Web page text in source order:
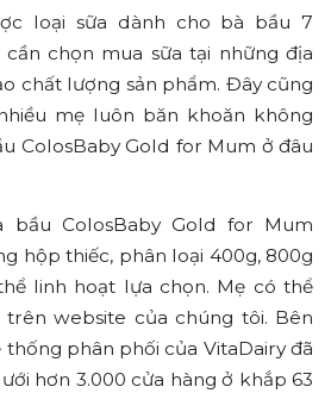
loại sữa dành cho bà bầu 7
chọn mua sữa tại những địa
chất lượng sản phẩm. Đây cũng
mẹ luôn băn khoăn không
ColosBaby Gold for Mum ở đâu
bầu ColosBaby Gold for Mum
hộp thiếc, phân loại 400g, 800g
linh hoạt lựa chọn. Mẹ có thể
website của chúng tôi. Bên
thống phân phối của VitaDairy đã
hơn 3.000 cửa hàng ở khắp 63